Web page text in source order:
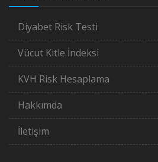
Diyabet Risk Testi
Vücut Kitle İndeksi
KVH Risk Hesaplama
Hakkımda
İletişim